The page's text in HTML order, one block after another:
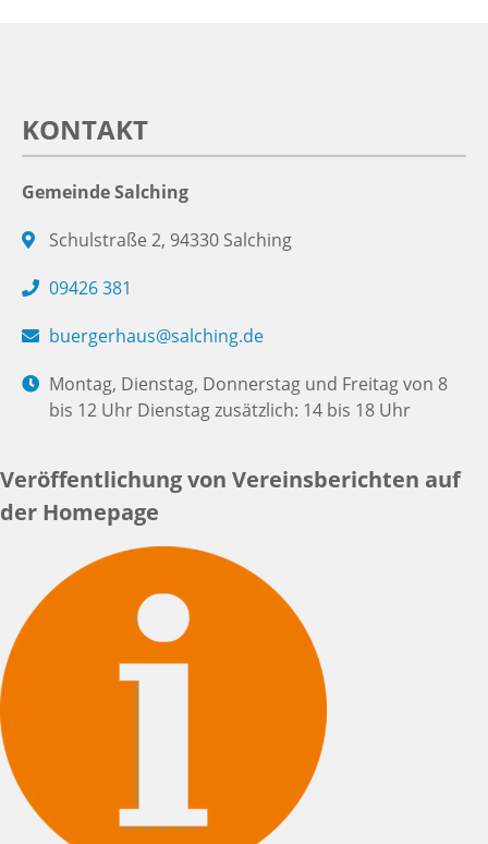
KONTAKT
Gemeinde Salching
Schulstraße 2, 94330 Salching
09426 381
buergerhaus@salching.de
Montag, Dienstag, Donnerstag und Freitag von 8
bis 12 Uhr Dienstag zusätzlich: 14 bis 18 Uhr
Veröffentlichung von Vereinsberichten auf
der Homepage